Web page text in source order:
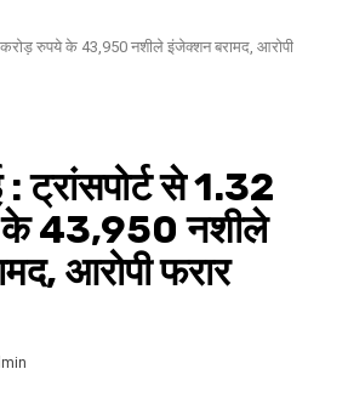
करोड़ रुपये के 43,950 नशीले इंजेक्शन बरामद, आरोपी
: ट्रांसपोर्ट से 1.32
के 43,950 नशीले
आरोपी फरार